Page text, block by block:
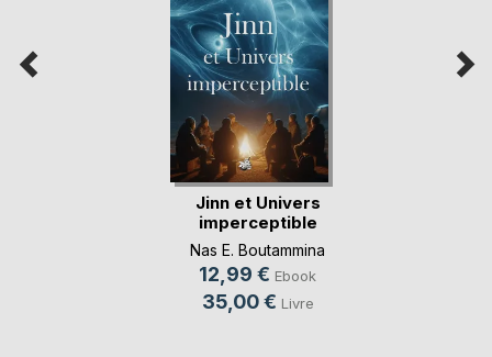
Jinn et Univers
imperceptible
Nas E. Boutammina
12,99 € Ebook
35,00 € Livre